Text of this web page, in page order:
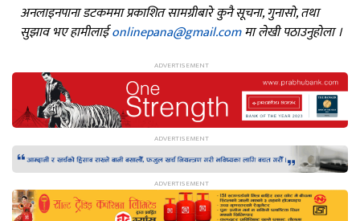
अनलाइनपाना डटकममा प्रकाशित सामग्रीबारे कुनै सूचना, गुनासो, तथा
सुझाव भए हामीलाईonlinepana@gmail.comमा लेखी पठाउनुहोला ।